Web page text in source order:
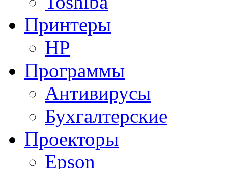
Принтеры
HP
Программы
Антивирусы
Бухгалтерские
Проекторы
Epson